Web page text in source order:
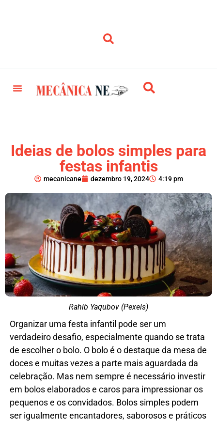
Ideias de bolos simples para
festas infantis
mecanicane dezembro 19, 2024 4:19 pm
Rahib Yaqubov (Pexels)
Organizar uma festa infantil pode ser um
verdadeiro desafio, especialmente quando se trata
de escolher o bolo. O bolo é o destaque da mesa de
doces e muitas vezes a parte mais aguardada da
celebração. Mas nem sempre é necessário investir
em bolos elaborados e caros para impressionar os
pequenos e os convidados. Bolos simples podem
ser igualmente encantadores, saborosos e práticos